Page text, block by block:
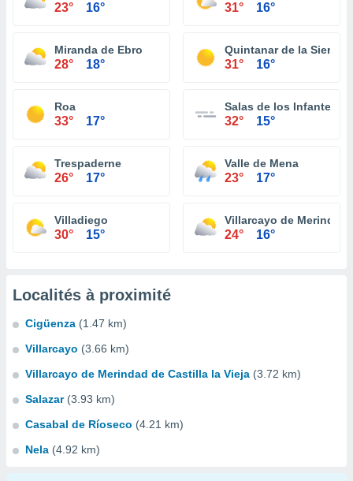
23° 16° 31° 16°
Miranda de Ebro
28° 18°
Quintanar de la Sierra
31° 16°
Roa
33° 17°
Salas de los Infantes
32° 15°
Trespaderne
26° 17°
Valle de Mena
23° 17°
Villadiego
30° 15°
Villarcayo de Merindad
24° 16°
Localités à proximité
Cigüenza (1.47 km)
Villarcayo (3.66 km)
Villarcayo de Merindad de Castilla la Vieja (3.72 km)
Salazar (3.93 km)
Casabal de Ríoseco (4.21 km)
Nela (4.92 km)